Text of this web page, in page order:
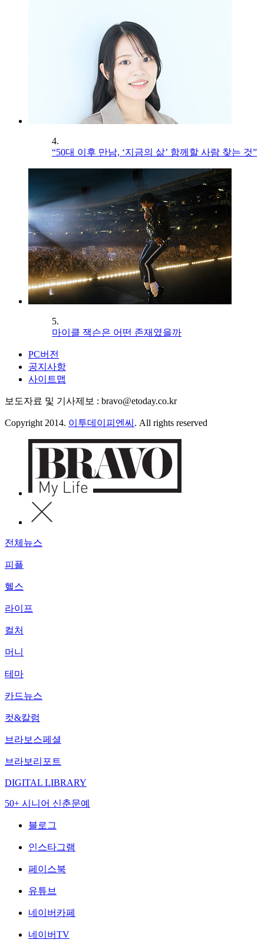
4.
“50대 이후 만남, ‘지금의 삶’ 함께할 사람 찾는 것”
5.
마이클 잭슨은 어떤 존재였을까
PC버전
공지사항
사이트맵
보도자료 및 기사제보 : bravo@etoday.co.kr
Copyright 2014. 이투데이피엔씨 . All rights reserved
전체뉴스
피플
헬스
라이프
컬처
머니
테마
카드뉴스
컷&칼럼
브라보스페셜
브라보리포트
DIGITAL LIBRARY
50+ 시니어 신춘문예
블로그
인스타그램
페이스북
유튜브
네이버카페
네이버TV